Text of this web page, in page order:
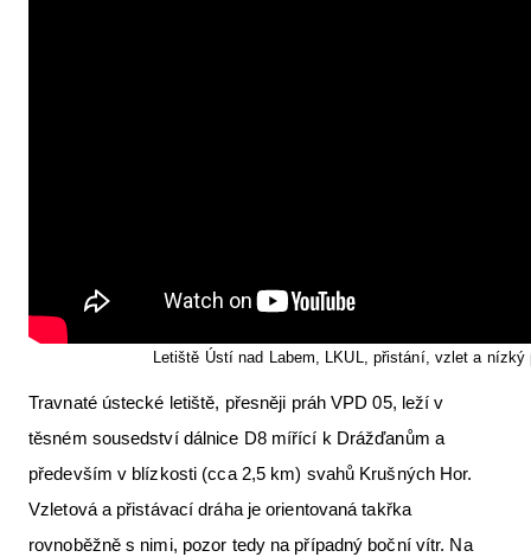
Letiště Ústí nad Labem, LKUL, přistání, vzlet a nízký
Travnaté ústecké letiště, přesněji práh VPD 05, leží v
těsném sousedství dálnice D8 mířící k Drážďanům a
především v blízkosti (cca 2,5 km) svahů Krušných Hor.
Vzletová a přistávací dráha je orientovaná takřka
rovnoběžně s nimi, pozor tedy na případný boční vítr. Na